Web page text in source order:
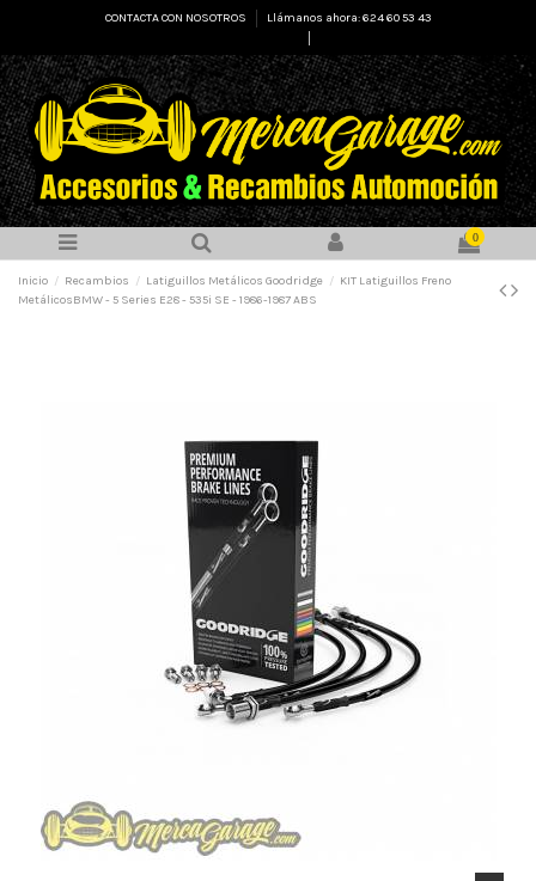
CONTACTA CON NOSOTROS
Llámanos ahora: 624 60 53 43
0
Inicio Recambios Latiguillos Metálicos Goodridge
KIT Latiguillos Freno
MetálicosBMW - 5 Series E28 - 535i SE - 1986-1987 ABS